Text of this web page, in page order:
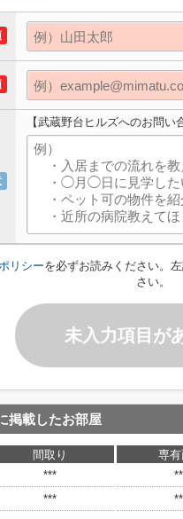
【武蔵野台ヒルズへのお問い
リシーを必ずお読みください。
さい。
未入力項目が
掲載したお部屋
間取り 専
***
***